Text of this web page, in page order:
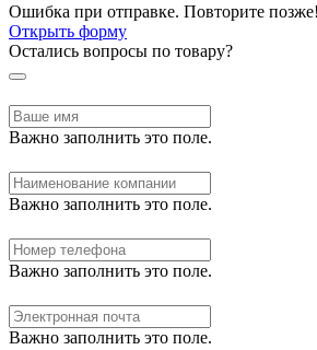
Ошибка при отправке. Повторите позже!
Открыть форму
Остались вопросы по товару?
Важно заполнить это поле.
Важно заполнить это поле.
Важно заполнить это поле.
Важно заполнить это поле.